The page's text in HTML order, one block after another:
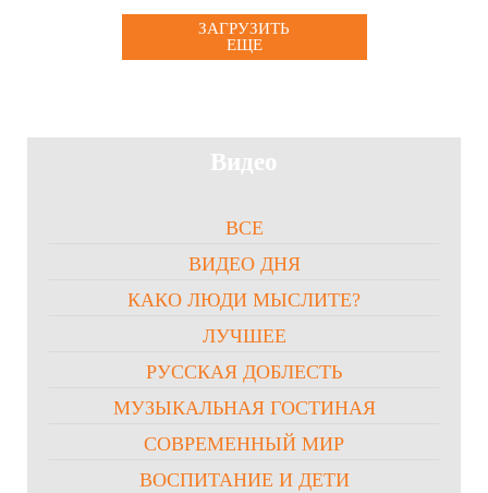
ЗАГРУЗИТЬ
ЕЩЕ
Видео
ВСЕ
ВИДЕО ДНЯ
КАКО ЛЮДИ МЫСЛИТЕ?
ЛУЧШЕЕ
РУССКАЯ ДОБЛЕСТЬ
МУЗЫКАЛЬНАЯ ГОСТИНАЯ
СОВРЕМЕННЫЙ МИР
ВОСПИТАНИЕ И ДЕТИ